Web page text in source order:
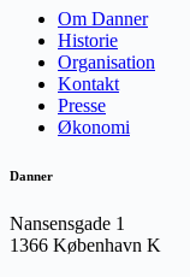
Om Danner
Historie
Organisation
Kontakt
Presse
Økonomi
Danner
Nansensgade 1
1366 København K